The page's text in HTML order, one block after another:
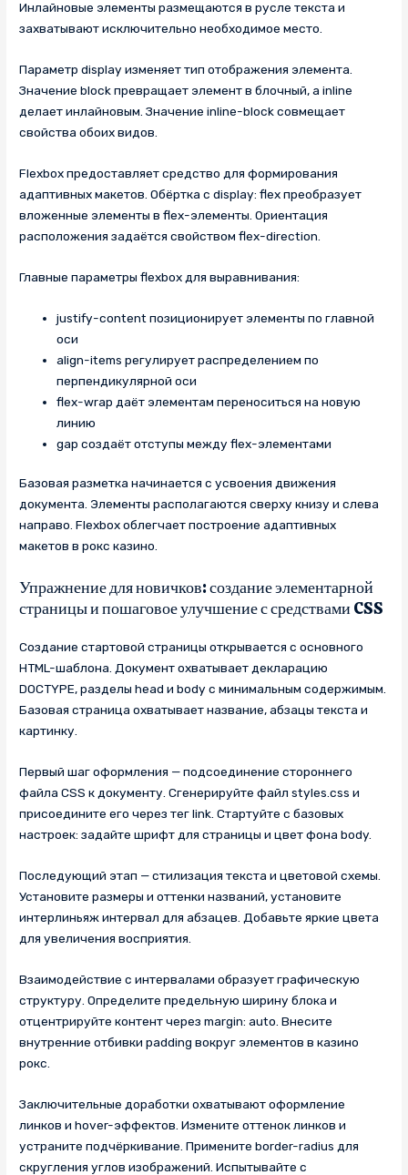
Инлайновые элементы размещаются в русле текста и
захватывают исключительно необходимое место.
Параметр display изменяет тип отображения элемента.
Значение block превращает элемент в блочный, а inline
делает инлайновым. Значение inline-block совмещает
свойства обоих видов.
Flexbox предоставляет средство для формирования
адаптивных макетов. Обёртка с display: flex преобразует
вложенные элементы в flex-элементы. Ориентация
расположения задаётся свойством flex-direction.
Главные параметры flexbox для выравнивания:
justify-content позиционирует элементы по главной
оси
align-items регулирует распределением по
перпендикулярной оси
flex-wrap даёт элементам переноситься на новую
линию
gap создаёт отступы между flex-элементами
Базовая разметка начинается с усвоения движения
документа. Элементы располагаются сверху книзу и слева
направо. Flexbox облегчает построение адаптивных
макетов в рокс казино.
Упражнение для новичков: создание элементарной
страницы и пошаговое улучшение с средствами CSS
Создание стартовой страницы открывается с основного
HTML-шаблона. Документ охватывает декларацию
DOCTYPE, разделы head и body с минимальным содержимым.
Базовая страница охватывает название, абзацы текста и
картинку.
Первый шаг оформления — подсоединение стороннего
файла CSS к документу. Сгенерируйте файл styles.css и
присоедините его через тег link. Стартуйте с базовых
настроек: задайте шрифт для страницы и цвет фона body.
Последующий этап — стилизация текста и цветовой схемы.
Установите размеры и оттенки названий, установите
интерлиньяж интервал для абзацев. Добавьте яркие цвета
для увеличения восприятия.
Взаимодействие с интервалами образует графическую
структуру. Определите предельную ширину блока и
отцентрируйте контент через margin: auto. Внесите
внутренние отбивки padding вокруг элементов в казино
рокс.
Заключительные доработки охватывают оформление
линков и hover-эффектов. Измените оттенок линков и
устраните подчёркивание. Примените border-radius для
скругления углов изображений. Испытывайте с